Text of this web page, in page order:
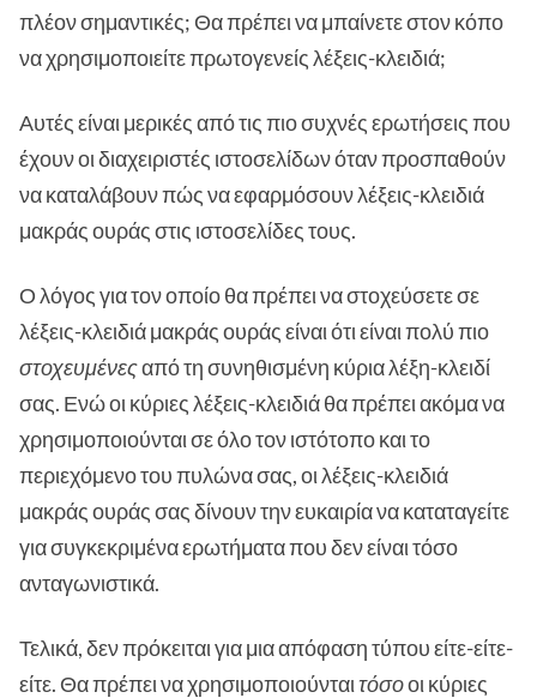
πλέον σημαντικές; Θα πρέπει να μπαίνετε στον κόπο
να χρησιμοποιείτε πρωτογενείς λέξεις-κλειδιά;
Αυτές είναι μερικές από τις πιο συχνές ερωτήσεις που
έχουν οι διαχειριστές ιστοσελίδων όταν προσπαθούν
να καταλάβουν πώς να εφαρμόσουν λέξεις-κλειδιά
μακράς ουράς στις ιστοσελίδες τους.
Ο λόγος για τον οποίο θα πρέπει να στοχεύσετε σε
λέξεις-κλειδιά μακράς ουράς είναι ότι είναι πολύ πιο
στοχευμένεςαπό τη συνηθισμένη κύρια λέξη-κλειδί
σας. Ενώ οι κύριες λέξεις-κλειδιά θα πρέπει ακόμα να
χρησιμοποιούνται σε όλο τον ιστότοπο και το
περιεχόμενο του πυλώνα σας, οι λέξεις-κλειδιά
μακράς ουράς σας δίνουν την ευκαιρία να καταταγείτε
για συγκεκριμένα ερωτήματα που δεν είναι τόσο
ανταγωνιστικά.
Τελικά, δεν πρόκειται για μια απόφαση τύπου είτε-είτε-
είτε. Θα πρέπει να χρησιμοποιούνταιτόσοοι κύριες